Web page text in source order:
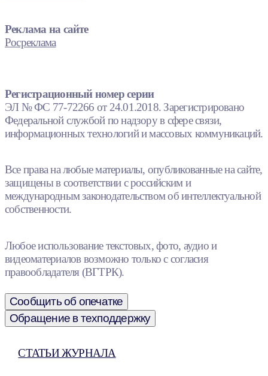
Реклама на сайте
Росреклама
Регистрационный номер серии
ЭЛ № ФС 77-72266 от 24.01.2018. Зарегистрировано
Федеральной службой по надзору в сфере связи,
информационных технологий и массовых коммуникаций.
Все права на любые материалы, опубликованные на сайте,
защищены в соответствии с российским и
международным законодательством об интеллектуальной
собственности.
Любое использование текстовых, фото, аудио и
видеоматериалов возможно только с согласия
правообладателя (ВГТРК).
Сообщить об опечатке
Обращение в техподдержку
СТАТЬИ ЖУРНАЛА